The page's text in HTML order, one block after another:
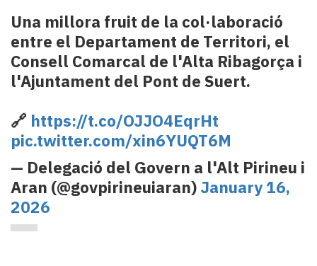
Una millora fruit de la col·laboració
entre el Departament de Territori, el
Consell Comarcal de l'Alta Ribagorça i
l'Ajuntament del Pont de Suert.
🔗 https://t.co/OJJO4EqrHt
pic.twitter.com/xin6YUQT6M
— Delegació del Govern a l'Alt Pirineu i
Aran (@govpirineuiaran) January 16,
2026